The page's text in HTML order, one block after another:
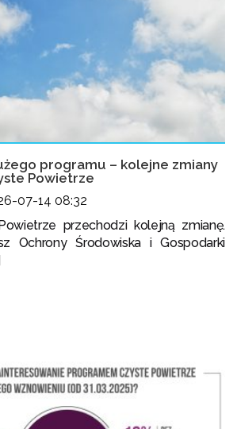
programu – kolejne zmiany
Powietrze
07-14 08:32
przechodzi kolejną zmianę.
Ochrony Środowiska i Gospodarki